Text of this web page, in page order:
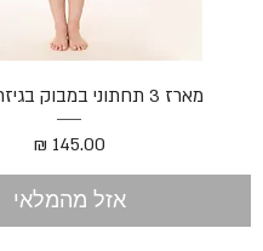
מארז 3 תחתוני במבוק בגיזרה גבוהה
מחיר
אזל מהמלאי